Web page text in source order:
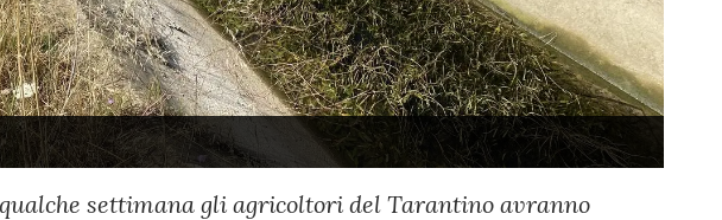
settimana gli agricoltori del Tarantino avranno